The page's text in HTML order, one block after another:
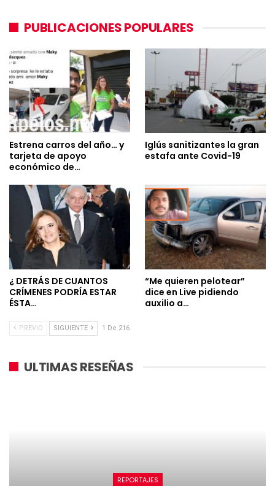
PUBLICACIONES POPULARES
Estrena carros del año… y
tarjeta de apoyo
económico de…
Iglús sanitizantes la gran
estafa ante Covid-19
¿ DETRÁS DE CUANTOS
CRÍMENES PODRÍA ESTAR
ÉSTA…
“Me quieren pelotear”
dice en Live pidiendo
auxilio a…
PREVIO SIGUIENTE 1 De 216
ULTIMAS RESEÑAS
REPORTAJES